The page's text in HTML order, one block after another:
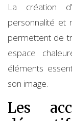
La création
personnalité et
permettent de
espace
éléments
son image.
Les